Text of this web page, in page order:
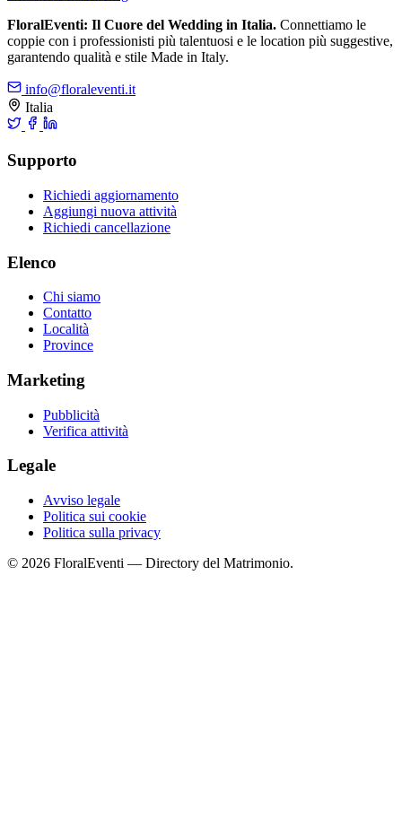
FloralEventi: Il Cuore del Wedding in Italia. Connettiamo le
coppie con i professionisti più talentuosi e le location più suggestive,
garantendo qualità e stile Made in Italy.
info@floraleventi.it
Italia
Supporto
Richiedi aggiornamento
Aggiungi nuova attività
Richiedi cancellazione
Elenco
Chi siamo
Contatto
Località
Province
Marketing
Pubblicità
Verifica attività
Legale
Avviso legale
Politica sui cookie
Politica sulla privacy
© 2026 FloralEventi — Directory del Matrimonio.